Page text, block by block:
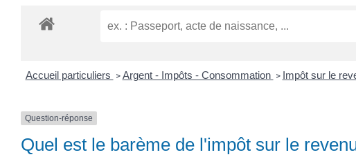
Accueil particuliers > Argent - Impôts - Consommation > Impôt sur le
Question-réponse
Quel est le barème de l'impôt sur le